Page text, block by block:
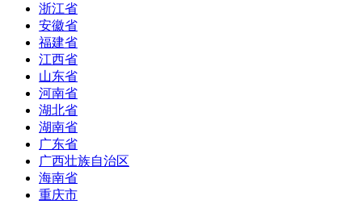
浙江省
安徽省
福建省
江西省
山东省
河南省
湖北省
湖南省
广东省
广西壮族自治区
海南省
重庆市